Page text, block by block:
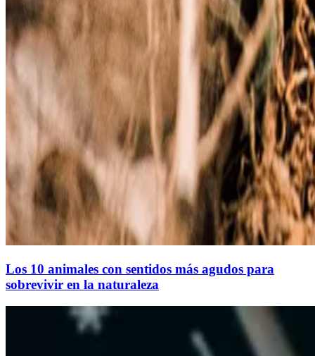
Los 10 animales con sentidos más agudos para
sobrevivir en la naturaleza